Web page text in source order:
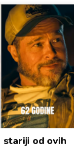
stariji od ovih